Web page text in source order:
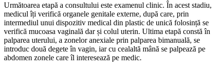
Următoarea etapă a consultului este examenul clinic. În acest stadiu,
medicul îți verifică organele genitale externe, după care, prin
intermediul unui dispozitiv medical din plastic de unică folosință se
verifică mucoasa vaginală dar și colul uterin. Ultima etapă constă în
palparea uterului, a zonelor anexiale prin palparea bimanuală, se
introduc două degete în vagin, iar cu cealaltă mână se palpează pe
abdomen zonele care îl interesează pe medic.